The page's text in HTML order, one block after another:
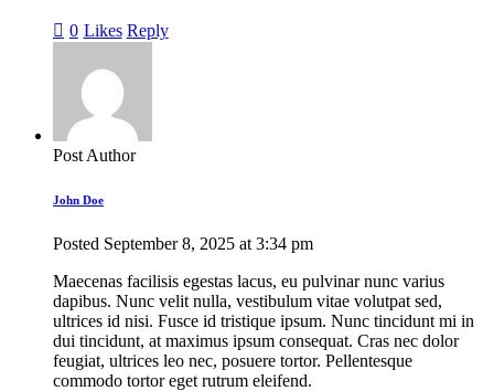
0 Likes Reply
Post Author
John Doe
Posted September 8, 2025 at 3:34 pm
Maecenas facilisis egestas lacus, eu pulvinar nunc varius
dapibus. Nunc velit nulla, vestibulum vitae volutpat sed,
ultrices id nisi. Fusce id tristique ipsum. Nunc tincidunt mi in
dui tincidunt, at maximus ipsum consequat. Cras nec dolor
feugiat, ultrices leo nec, posuere tortor. Pellentesque
commodo tortor eget rutrum eleifend.